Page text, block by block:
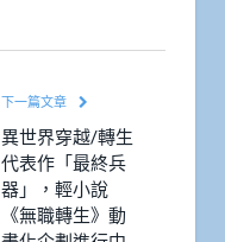
下一篇文章
異世界穿越/轉生
代表作「最終兵
器」，輕小說
《無職轉生》動